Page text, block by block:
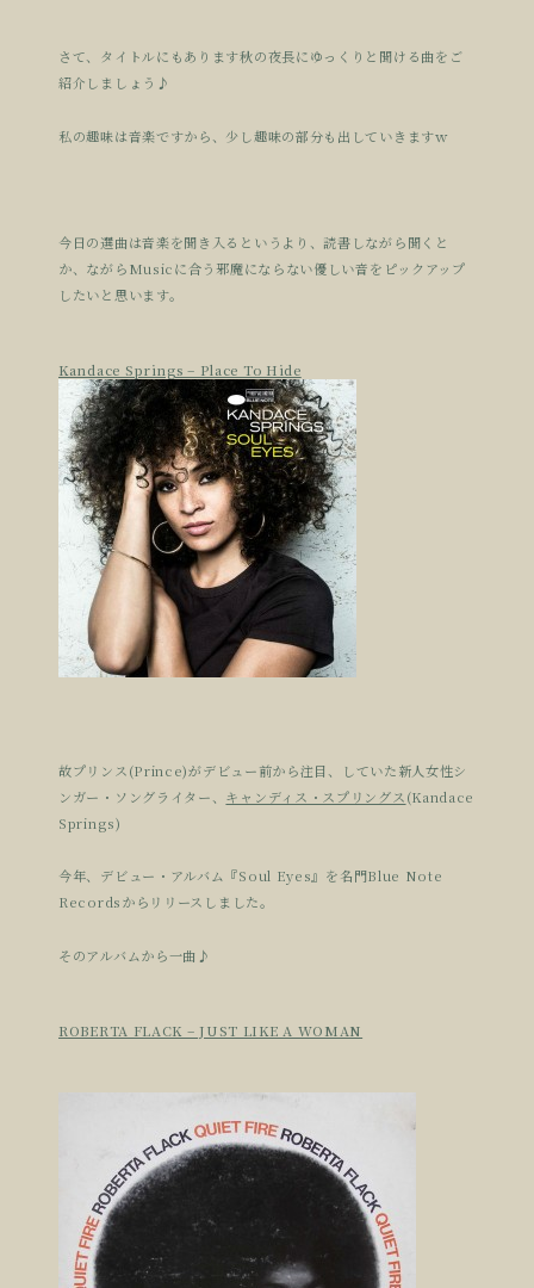
さて、タイトルにもあります秋の夜長にゆっくりと聞ける曲をご
紹介しましょう♪
私の趣味は音楽ですから、少し趣味の部分も出していきますｗ
今日の選曲は音楽を聞き入るというより、読書しながら聞くと
か、ながらMusicに合う邪魔にならない優しい音をピックアップ
したいと思います。
Kandace Springs – Place To Hide
故プリンス(Prince)がデビュー前から注目、していた新人女性シ
ンガー・ソングライター、 キャンディス・スプリングス(Kandace
Springs)
今年、デビュー・アルバム『Soul Eyes』を名門Blue Note
Recordsからリリースしました。
そのアルバムから一曲♪
ROBERTA FLACK – JUST LIKE A WOMAN